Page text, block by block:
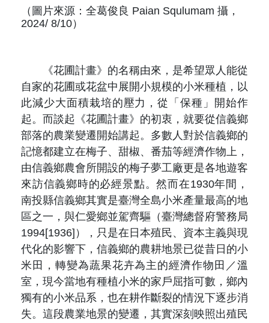
（圖片來源：全葛俊良 Paian Squlumam 攝，
2024/ 8/10）
《花圃計畫》的名稱由來，是希望眾人能從
自家的花圃或花盆中展開小規模的小米種植，以
此減少大面積栽培的壓力，從「保種」開始作
起。而談起《花圃計畫》的初衷，就要從信義鄉
部落的農業變遷開始講起。多數人對於信義鄉的
記憶都建立在梅子、甜椒、番茄等經濟作物上，
由信義鄉農會所開設的梅子夢工廠更是各地遊客
來訪信義鄉時的必經景點。然而在1930年間，
南投縣信義鄉其實是臺灣全島小米產量最高的地
區之一，與仁愛鄉並駕齊驅（臺灣總督府警務局
1994[1936]），只是在日本殖民、資本主義與現
代化的影響下，信義鄉的農耕地景已從昔日的小
米田，轉變為蔬果花卉為主的經濟作物田／溫
室，現今當地有種植小米的家戶屈指可數，鄉內
獨有的小米品系，也在耕作斷裂的情況下逐步消
失。這段農業地景的變遷，其實深刻映照出殖民